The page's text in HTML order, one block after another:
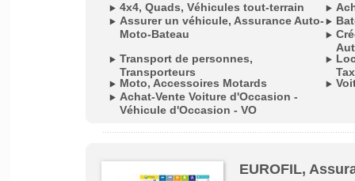
4x4, Quads, Véhicules tout-terrain
Assurer un véhicule, Assurance Auto-
Moto-Bateau
Transport de personnes,
Transporteurs
Moto, Accessoires Motards
Achat-Vente Voiture d'Occasion -
Véhicule d'Occasion - VO
EUROFIL,